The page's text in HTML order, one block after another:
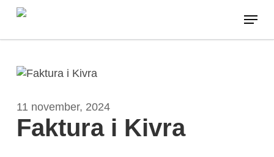
Skip
main
Menu
11 november, 2024
Faktura i Kivra